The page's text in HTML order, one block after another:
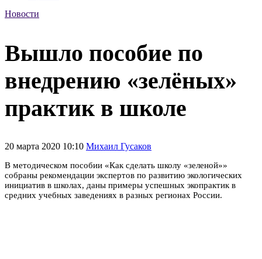
Новости
Вышло пособие по
внедрению «зелёных»
практик в школе
20 марта 2020 10:10 Михаил Гусаков
В методическом пособии «Как сделать школу «зеленой»»
собраны рекомендации экспертов по развитию экологических
инициатив в школах, даны примеры успешных экопрактик в
средних учебных заведениях в разных регионах России.